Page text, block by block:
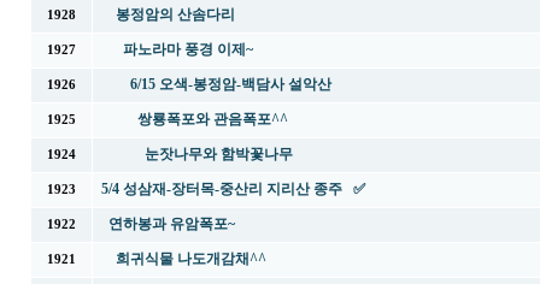
1928 봉정암의 산솜다리
1927 파노라마 풍경 이제~
1926 6/15 오색-봉정암-백담사 설악산
1925 쌍룡폭포와 관음폭포^^
1924 눈잣나무와 함박꽃나무
1923 5/4 성삼재-장터목-중산리 지리산 종주 ✅
1922 연하봉과 유암폭포~
1921 희귀식물 나도개감채^^